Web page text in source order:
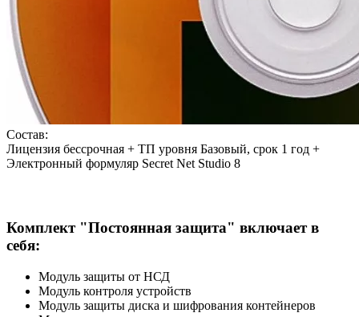
Состав:
Лицензия бессрочная + ТП уровня Базовый, срок 1 год +
Электронный формуляр Secret Net Studio 8
Комплект "Постоянная защита" включает в
себя:
Модуль защиты от НСД
Модуль контроля устройств
Модуль защиты диска и шифрования контейнеров